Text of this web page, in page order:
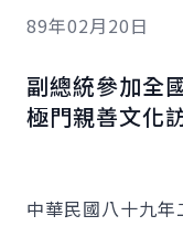
89年02月20日
副總統參加全
極門親善文化
中華民國八十九年